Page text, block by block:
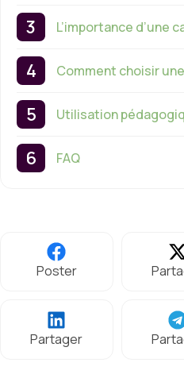
L’importance d’une
Comment choisir
Utilisation
FAQ
Poster
Partager